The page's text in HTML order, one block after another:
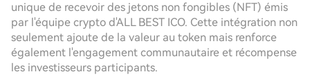
unique de recevoir des jetons non fongibles (NFT) émis
par l'équipe crypto d'ALL BEST ICO. Cette intégration non
seulement ajoute de la valeur au token mais renforce
également l'engagement communautaire et récompense
les investisseurs participants.